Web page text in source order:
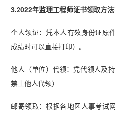
3.2022年监理工程师证书领取方法
个人领证：凭本人有效身份证原
成绩时可以直接打印）。
他人（单位）代领：凭代领人及
禁止他人代领）
邮寄领取：根据各地区人事考试